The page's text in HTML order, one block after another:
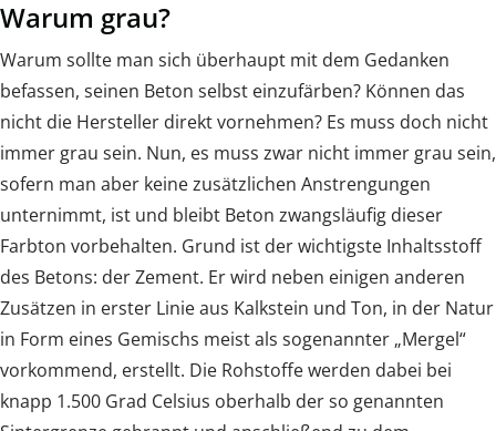
Warum grau?
Warum sollte man sich überhaupt mit dem Gedanken
befassen, seinen Beton selbst einzufärben? Können das
nicht die Hersteller direkt vornehmen? Es muss doch nicht
immer grau sein. Nun, es muss zwar nicht immer grau sein,
sofern man aber keine zusätzlichen Anstrengungen
unternimmt, ist und bleibt Beton zwangsläufig dieser
Farbton vorbehalten. Grund ist der wichtigste Inhaltsstoff
des Betons: der Zement. Er wird neben einigen anderen
Zusätzen in erster Linie aus Kalkstein und Ton, in der Natur
in Form eines Gemischs meist als sogenannter „Mergel“
vorkommend, erstellt. Die Rohstoffe werden dabei bei
knapp 1.500 Grad Celsius oberhalb der so genannten